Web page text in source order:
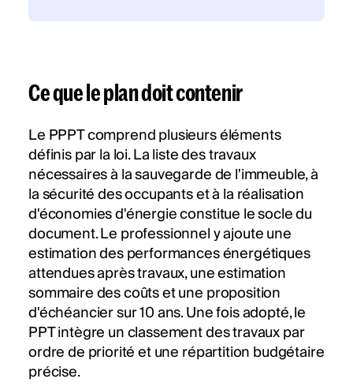
Ce que le plan doit contenir
Le PPPT comprend plusieurs éléments
définis par la loi. La liste des travaux
nécessaires à la sauvegarde de l'immeuble, à
la sécurité des occupants et à la réalisation
d'économies d'énergie constitue le socle du
document. Le professionnel y ajoute une
estimation des performances énergétiques
attendues après travaux, une estimation
sommaire des coûts et une proposition
d'échéancier sur 10 ans. Une fois adopté, le
PPT intègre un classement des travaux par
ordre de priorité et une répartition budgétaire
précise.